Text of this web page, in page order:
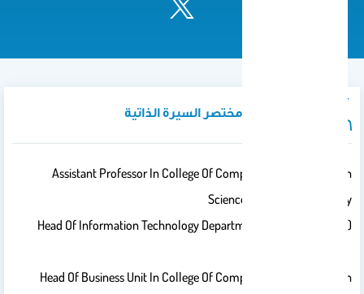
نبذة تعريفية / مختصر السيرة الذاتية
Assistant Professor In College Of Computer And Information
Science, King Saud University
Head Of Information Technology Department (Sep 2024 - Now)
Head Of Business Unit In College Of Computer And Information